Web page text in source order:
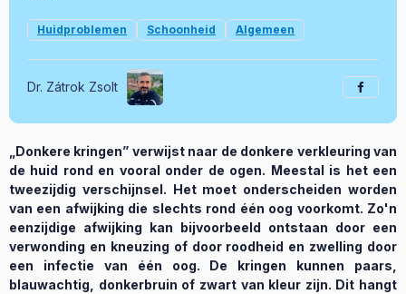
Huidproblemen Schoonheid Algemeen
Dr. Zátrok Zsolt
„Donkere kringen” verwijst naar de donkere verkleuring van
de huid rond en vooral onder de ogen. Meestal is het een
tweezijdig verschijnsel. Het moet onderscheiden worden
van een afwijking die slechts rond één oog voorkomt. Zo'n
eenzijdige afwijking kan bijvoorbeeld ontstaan door een
verwonding en kneuzing of door roodheid en zwelling door
een infectie van één oog. De kringen kunnen paars,
blauwachtig, donkerbruin of zwart van kleur zijn. Dit hangt